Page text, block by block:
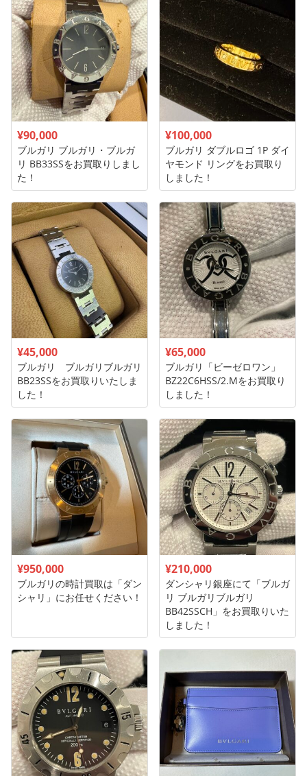
¥90,000
ブルガリ ブルガリ・ブルガ
リ BB33SSをお買取りしまし
た！
¥100,000
ブルガリ ダブルロゴ 1P ダイ
ヤモンド リングをお買取り
しました！
¥45,000
ブルガリ ブルガリブルガリ
BB23SSをお買取りいたしま
した！
¥65,000
ブルガリ「ビーゼロワン」
BZ22C6HSS/2.Mをお買取り
しました！
¥950,000
ブルガリの時計買取は「ダン
シャリ」にお任せください！
¥210,000
ダンシャリ銀座にて「ブルガ
リ ブルガリブルガリ
BB42SSCH」をお買取りいた
しました！